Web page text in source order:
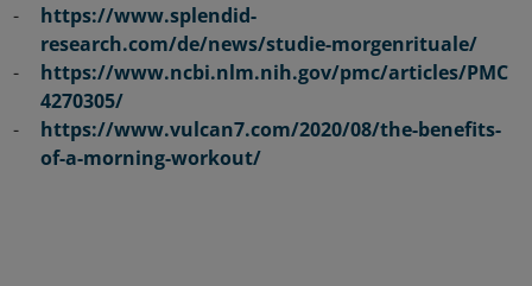
https://www.splendid-
research.com/de/news/studie-morgenrituale/
https://www.ncbi.nlm.nih.gov/pmc/articles/PMC
4270305/
https://www.vulcan7.com/2020/08/the-benefits-
of-a-morning-workout/